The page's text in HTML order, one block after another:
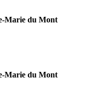
Marie du Mont
Marie du Mont